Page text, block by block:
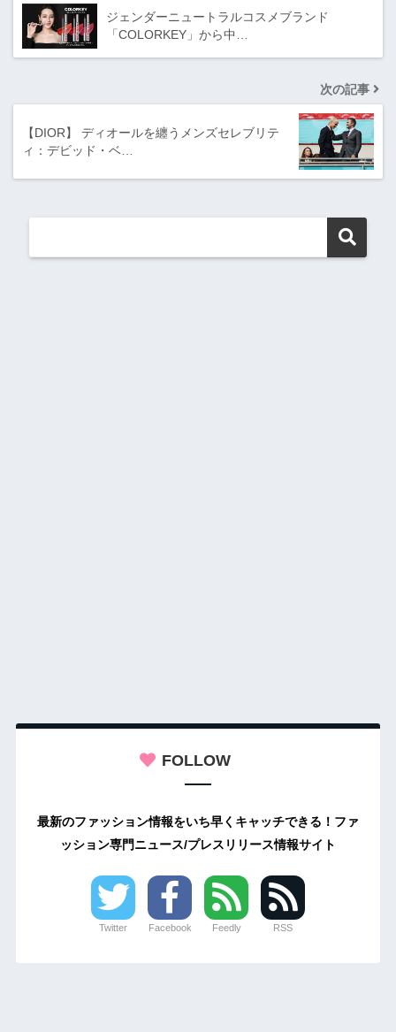
ジェンダーニュートラルコスメブランド
「COLORKEY」から中…
次の記事
【DIOR】 ディオールを纏うメンズセレブリテ
ィ：デビッド・ベ…
FOLLOW
最新のファッション情報をいち早くキャッチできる！ファ
ッション専門ニュース/プレスリリース情報サイト
Twitter Facebook Feedly RSS